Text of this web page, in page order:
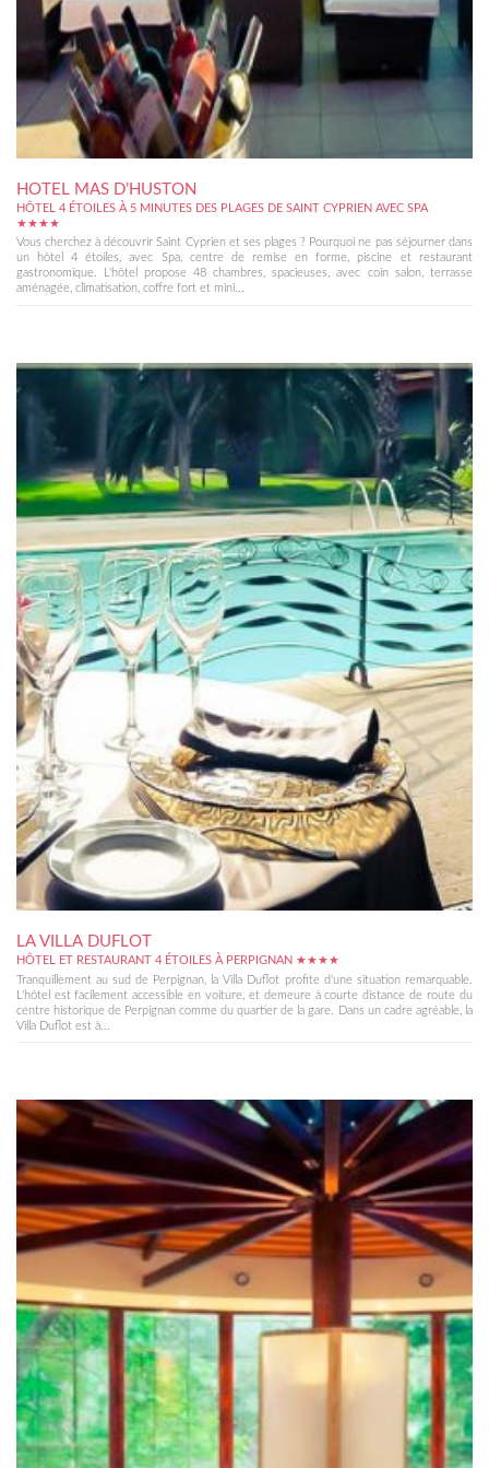
HOTEL MAS D’HUSTON
HÔTEL 4 ÉTOILES À 5 MINUTES DES PLAGES DE SAINT CYPRIEN AVEC SPA
★★★★
Vous cherchez à découvrir Saint Cyprien et ses plages ? Pourquoi ne pas séjourner dans
un hôtel 4 étoiles, avec Spa, centre de remise en forme, piscine et restaurant
gastronomique. L'hôtel propose 48 chambres, spacieuses, avec coin salon, terrasse
aménagée, climatisation, coffre fort et mini...
LA VILLA DUFLOT
HÔTEL ET RESTAURANT 4 ÉTOILES À PERPIGNAN ★★★★
Tranquillement au sud de Perpignan, la Villa Duflot profite d'une situation remarquable.
L'hôtel est facilement accessible en voiture, et demeure à courte distance de route du
centre historique de Perpignan comme du quartier de la gare. Dans un cadre agréable, la
Villa Duflot est à...